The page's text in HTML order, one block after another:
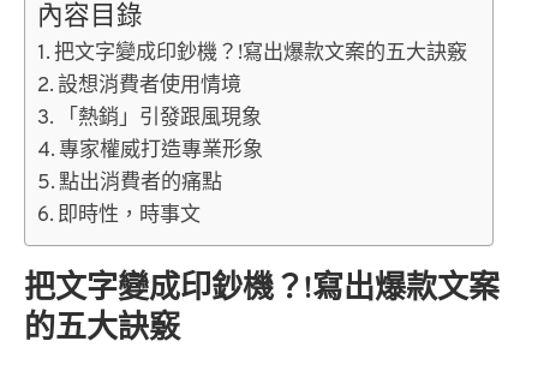
內容目錄
把文字變成印鈔機？!寫出爆款文案的五大訣竅
設想消費者使用情境
「熱銷」引發跟風現象
專家權威打造專業形象
點出消費者的痛點
即時性，時事文
把文字變成印鈔機？!寫出爆款文案
的五大訣竅